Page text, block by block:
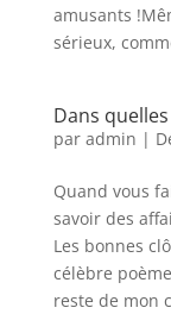
amusants
sérieux,
Dans
par admin |
Quand vous
savoir des
Les bonnes
célèbre
reste de mon